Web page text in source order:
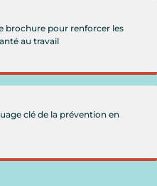
brochure pour renforcer les
au travail
clé de la prévention en